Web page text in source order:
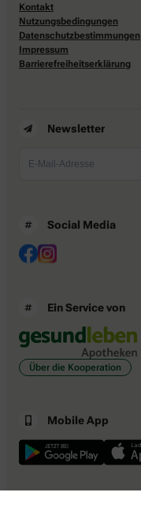
Kontakt
Nutzungsbedingungen
Datenschutzbestimmungen
Impressum
Barrierefreiheitserklärung
Newsletter
Social Media
Ein Service von
Über die Kooperation
Mobile App